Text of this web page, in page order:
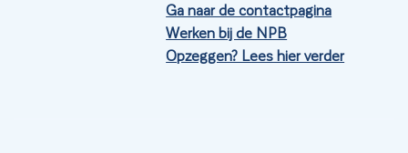
Ga naar de contactpagina
Werken bij de NPB
Opzeggen? Lees hier verder